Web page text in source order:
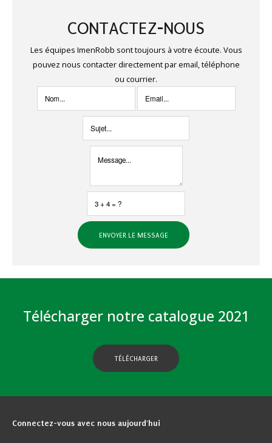
CONTACTEZ-NOUS
Les équipes ImenRobb sont toujours à votre écoute. Vous
pouvez nous contacter directement par email, téléphone
ou courrier.
Télécharger notre catalogue 2021
TÉLÉCHARGER
Connectez-vous avec nous aujourd'hui